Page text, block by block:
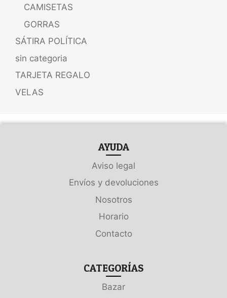
CAMISETAS
GORRAS
SÁTIRA POLÍTICA
sin categoria
TARJETA REGALO
VELAS
AYUDA
Aviso legal
Envíos y devoluciones
Nosotros
Horario
Contacto
CATEGORÍAS
Bazar